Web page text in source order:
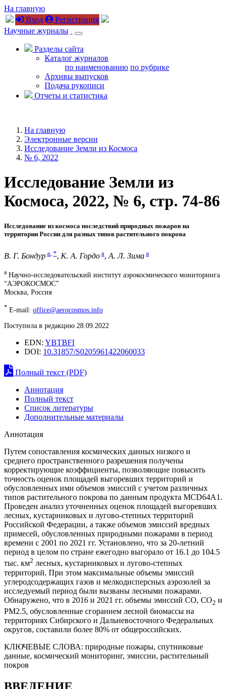
На главную
Вход
Регистрация
Научные журналы
Разделы сайта
Каталог журналов
по наименованию по рубрике
Архивы выпусков
Подача рукописи
Отчеты и статистика
На главную
Электронные версии
Исследование Земли из Космоса
№ 6, 2022
Исследование Земли из
Космоса, 2022, № 6, стр. 74-86
Исследование из космоса последствий природных пожаров на
территории России для разных типов растительного покрова
В. Г. Бондур a *, К. А. Гордо a, А. Л. Зима a
a Научно-исследовательский институт аэрокосмического мониторинга
“АЭРОКОСМОС”
Москва, Россия
* E-mail: office@aerocosmos.info
Поступила в редакцию 28.09.2022
EDN: YBTBFI
DOI: 10.31857/S0205961422060033
Полный текст (PDF)
Аннотация
Полный текст
Список литературы
Дополнительные материалы
Аннотация
Путем сопоставления космических данных низкого и
среднего пространственного разрешения получены
корректирующие коэффициенты, позволяющие повысить
точность оценок площадей выгоревших территорий и
обусловленных ими объемов эмиссий с учетом различных
типов растительного покрова по данным продукта MCD64A1.
Проведен анализ уточненных оценок площадей выгоревших
лесных, кустарниковых и лугово-степных территорий
Российской Федерации, а также объемов эмиссий вредных
примесей, обусловленных природными пожарами в период
времени с 2001 по 2021 гг. Установлено, что за 20-летний
период в целом по стране ежегодно выгорало от 16.1 до 104.5
тыс. км2 лесных, кустарниковых и лугово-степных
территорий. При этом максимальные объемы эмиссий
углеродсодержащих газов и мелкодисперсных аэрозолей за
исследуемый период были вызваны лесными пожарами.
Обнаружено, что в 2016 и 2021 гг. объемы эмиссий CO, CO2 и
PM2.5, обусловленные сгоранием лесной биомассы на
территориях Сибирского и Дальневосточного Федеральных
округов, составили более 80% от общероссийских.
КЛЮЧЕВЫЕ СЛОВА: природные пожары, спутниковые
данные, космический мониторинг, эмиссии, растительный
покров